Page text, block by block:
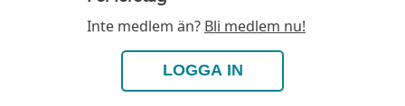
Inte medlem än? Bli medlem nu!
LOGGA IN